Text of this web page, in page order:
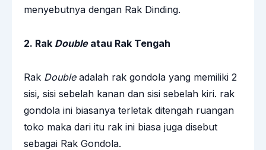
menyebutnya dengan Rak Dinding.
2. Rak Doubleatau Rak Tengah
Rak Doubleadalah rak gondola yang memiliki 2
sisi, sisi sebelah kanan dan sisi sebelah kiri. rak
gondola ini biasanya terletak ditengah ruangan
toko maka dari itu rak ini biasa juga disebut
sebagai Rak Gondola.